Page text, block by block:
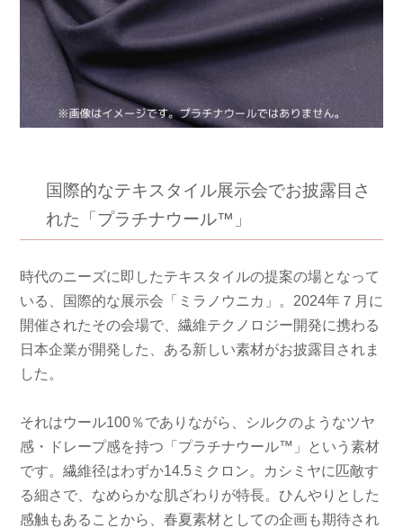
国際的なテキスタイル展示会でお披露目さ
れた「プラチナウール™」
時代のニーズに即したテキスタイルの提案の場となって
いる、国際的な展示会「ミラノウニカ」。2024年７月に
開催されたその会場で、繊維テクノロジー開発に携わる
日本企業が開発した、ある新しい素材がお披露目されま
した。
それはウール100％でありながら、シルクのようなツヤ
感・ドレープ感を持つ「プラチナウール™」という素材
です。繊維径はわずか14.5ミクロン。カシミヤに匹敵す
る細さで、なめらかな肌ざわりが特長。ひんやりとした
感触もあることから、春夏素材としての企画も期待され